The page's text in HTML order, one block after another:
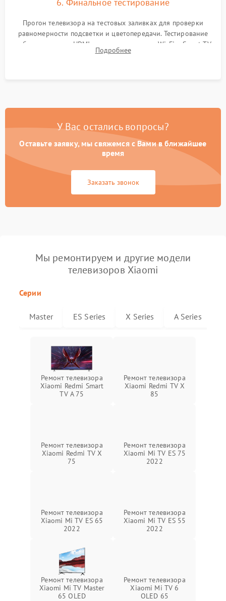
Прогон телевизора на тестовых заливках для проверки
равномерности подсветки и цветопередачи. Тестирование
работы разъемов HDMI, динамиков, модуля Wi-Fi и Smart TV
в рабочем режиме в течение нескольких часов.
Подробнее
У Вас остались вопросы?
Оставьте заявку, мы свяжемся с Вами в ближайшее
время
Заказать звонок
Мы ремонтируем и другие модели
телевизоров Xiaomi
Серии
Master ES Series X Series A Series
Ремонт телевизора
Xiaomi Redmi Smart
TV A 75
Ремонт телевизора
Xiaomi Redmi TV X
85
Ремонт телевизора
Xiaomi Redmi TV X
75
Ремонт телевизора
Xiaomi Mi TV ES 75
2022
Ремонт телевизора
Xiaomi Mi TV ES 65
2022
Ремонт телевизора
Xiaomi Mi TV ES 55
2022
Ремонт телевизора
Xiaomi Mi TV Master
65 OLED
Ремонт телевизора
Xiaomi Mi TV 6
OLED 65